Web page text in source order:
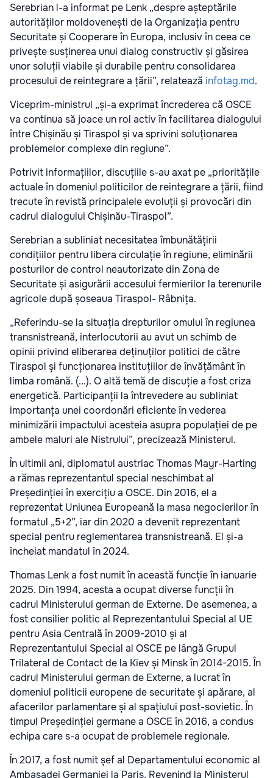
Serebrian l-a informat pe Lenk „despre așteptările
autorităților moldovenești de la Organizația pentru
Securitate și Cooperare în Europa, inclusiv în ceea ce
privește susținerea unui dialog constructiv și găsirea
unor soluții viabile și durabile pentru consolidarea
procesului de reintegrare a țării”, relatează infotag.md.
Viceprim-ministrul „și-a exprimat încrederea că OSCE
va continua să joace un rol activ în facilitarea dialogului
între Chișinău și Tiraspol și va sprivini soluționarea
problemelor complexe din regiune”.
Potrivit informațiilor, discuțiile s-au axat pe „prioritățile
actuale în domeniul politicilor de reintegrare a țării, fiind
trecute în revistă principalele evoluții și provocări din
cadrul dialogului Chișinău-Tiraspol”.
Serebrian a subliniat necesitatea îmbunătățirii
condițiilor pentru libera circulație în regiune, eliminării
posturilor de control neautorizate din Zona de
Securitate și asigurării accesului fermierilor la terenurile
agricole după șoseaua Tiraspol- Râbnița.
„Referindu-se la situația drepturilor omului în regiunea
transnistreană, interlocutorii au avut un schimb de
opinii privind eliberarea deținuților politici de către
Tiraspol și funcționarea instituțiilor de învățământ în
limba română. (...). O altă temă de discuție a fost criza
energetică. Participanții la întrevedere au subliniat
importanța unei coordonări eficiente în vederea
minimizării impactului acesteia asupra populației de pe
ambele maluri ale Nistrului”, precizează Ministerul.
În ultimii ani, diplomatul austriac Thomas Mayr-Harting
a rămas reprezentantul special neschimbat al
Președinției în exercițiu a OSCE. Din 2016, el a
reprezentat Uniunea Europeană la masa negocierilor în
formatul „5+2”, iar din 2020 a devenit reprezentant
special pentru reglementarea transnistreană. El și-a
încheiat mandatul în 2024.
Thomas Lenk a fost numit în această funcție în ianuarie
2025. Din 1994, acesta a ocupat diverse funcții în
cadrul Ministerului german de Externe. De asemenea, a
fost consilier politic al Reprezentantului Special al UE
pentru Asia Centrală în 2009-2010 și al
Reprezentantului Special al OSCE pe lângă Grupul
Trilateral de Contact de la Kiev și Minsk în 2014-2015. În
cadrul Ministerului german de Externe, a lucrat în
domeniul politicii europene de securitate și apărare, al
afacerilor parlamentare și al spațiului post-sovietic. În
timpul Președinției germane a OSCE în 2016, a condus
echipa care s-a ocupat de problemele regionale.
În 2017, a fost numit șef al Departamentului economic al
Ambasadei Germaniei la Paris. Revenind la Ministerul